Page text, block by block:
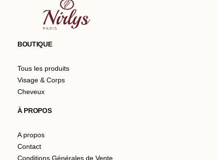
BOUTIQUE
Tous les produits
Visage & Corps
Cheveux
À PROPOS
A propos
Contact
Conditions Générales de Vente